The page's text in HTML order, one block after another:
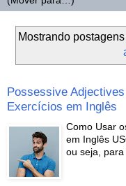
Mostrando
Possessive
Exercícios em Inglês
Como Usar
em Inglês
ou seja, para